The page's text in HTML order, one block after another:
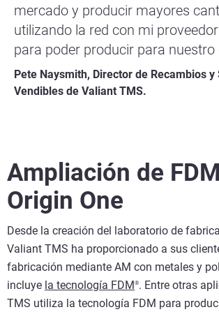
mercado y producir mayores
utilizando la red con mi
para poder producir para nuestro
Pete Naysmith, Director de Recambios y
Vendibles de Valiant TMS.
Ampliación de
Origin One
Desde la creación del laboratorio de
Valiant TMS ha proporcionado a sus
fabricación mediante AM con metales y
incluye la tecnología FDM®. Entre otras
TMS utiliza la tecnología FDM para